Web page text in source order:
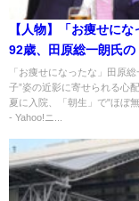
【人物】「お痩せにな
92歳、田原総一朗氏
子"姿の近影が話題
に入院、『朝生』で“
言”の異変も
「お痩せになったな」田原
子”姿の近影に寄せられる心
夏に入院、「朝生」で"ほぼ
- Yahoo!ニ...